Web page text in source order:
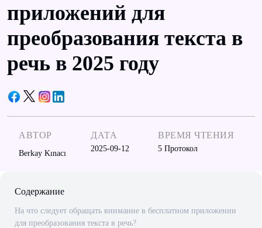
приложений для
преобразования текста в
речь в 2025 году
АВТОР
Berkay Kınacı
ДАТА
2025-09-12
ВРЕМЯ ЧТЕНИЯ
5 Протокол
Содержание
На что следует обращать внимание в бесплатном приложении
для преобразования текста в речь?